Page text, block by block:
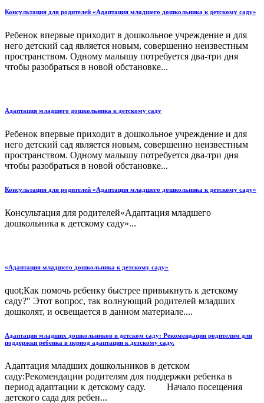
Консультация для родителей «Адаптация младшего дошкольника к детскому саду»
Ребенок впервые приходит в дошкольное учреждение и для
него детский сад является новым, совершенно неизвестным
пространством. Одному малышу потребуется два-три дня
чтобы разобраться в новой обстановке...
Адаптация младшего дошкольника к детскому саду
Ребенок впервые приходит в дошкольное учреждение и для
него детский сад является новым, совершенно неизвестным
пространством. Одному малышу потребуется два-три дня
чтобы разобраться в новой обстановке...
Консультация для родителей «Адаптация младшего дошкольника к детскому саду»
Консультация для родителей«Адаптация младшего
дошкольника к детскому саду»...
«Адаптация младшего дошкольника к детскому саду»
quot;Как помочь ребенку быстрее привыкнуть к детскому
саду?" Этот вопрос, так волнующий родителей младших
дошколят, и освещается в данном материале....
Адаптация младших дошкольников в детском саду: Рекомендации родителям для
поддержки ребенка в период адаптации к детскому саду.
Адаптация младших дошкольников в детском
саду:Рекомендации родителям для поддержки ребенка в
период адаптации к детскому саду. Начало посещения
детского сада для ребен...